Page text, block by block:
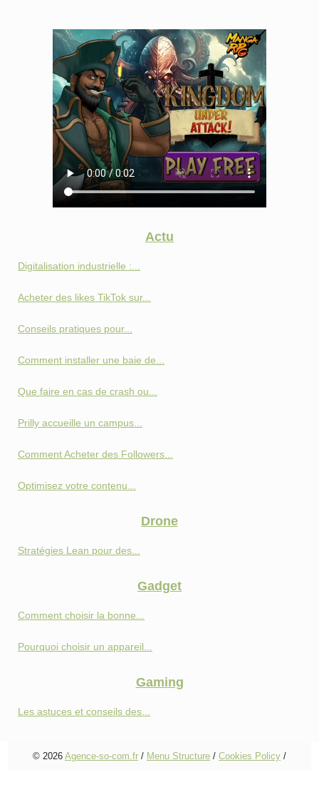
Actu
Digitalisation industrielle :...
Acheter des likes TikTok sur...
Conseils pratiques pour...
Comment installer une baie de...
Que faire en cas de crash ou...
Prilly accueille un campus...
Comment Acheter des Followers...
Optimisez votre contenu...
Drone
Stratégies Lean pour des...
Gadget
Comment choisir la bonne...
Pourquoi choisir un appareil...
Gaming
Les astuces et conseils des...
© 2026 Agence-so-com.fr / Menu Structure / Cookies Policy /